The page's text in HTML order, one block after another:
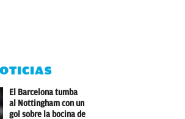
El Barcelona tumba
al Nottingham con un
gol sobre la bocina de